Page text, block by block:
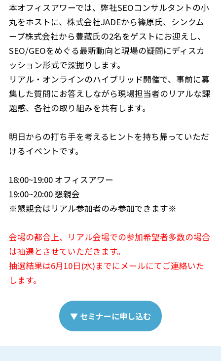
本オフィスアワーでは、弊社SEOコンサルタントの小
丸をホストに、株式会社JADEから篠原氏、シンクム
ーブ株式会社から豊藏氏の2名をゲストにお迎えし、
SEO/GEOをめぐる最新動向と現場の疑問にディスカ
ッション形式で深掘りします。
リアル・オンラインのハイブリッド開催で、事前に募
集した質問にお答えしながら現場担当者のリアルな課
題感、各社の取り組みを共有します。
明日からの打ち手を考えるヒントを持ち帰っていただ
けるイベントです。
18:00~19:00 オフィスアワー
19:00~20:00 懇親会
※懇親会はリアル参加者のみ参加できます※
会場の都合上、リアル会場での参加希望者多数の場合
は抽選とさせていただきます。
抽選結果は6月10日(水)までにメールにてご連絡いた
します。
▼ セミナーに申し込む